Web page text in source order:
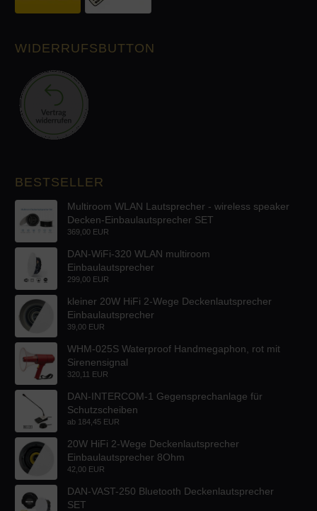
WIDERRUFSBUTTON
BESTSELLER
Multiroom WLAN Lautsprecher - wireless speaker
Decken-Einbaulautsprecher SET
369,00 EUR
DAN-WiFi-320 WLAN multiroom
Einbaulautsprecher
299,00 EUR
kleiner 20W HiFi 2-Wege Deckenlautsprecher
Einbaulautsprecher
39,00 EUR
WHM-025S Waterproof Handmegaphon, rot mit
Sirenensignal
320,11 EUR
DAN-INTERCOM-1 Gegensprechanlage für
Schutzscheiben
ab 184,45 EUR
20W HiFi 2-Wege Deckenlautsprecher
Einbaulautsprecher 8Ohm
42,00 EUR
DAN-VAST-250 Bluetooth Deckenlautsprecher
SET